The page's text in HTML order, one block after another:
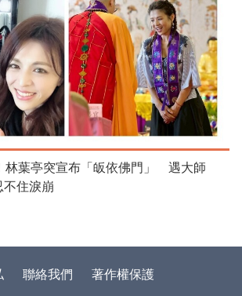
林葉亭突宣布「皈依佛門」 遇大師
不住淚崩
聯絡我們 著作權保護